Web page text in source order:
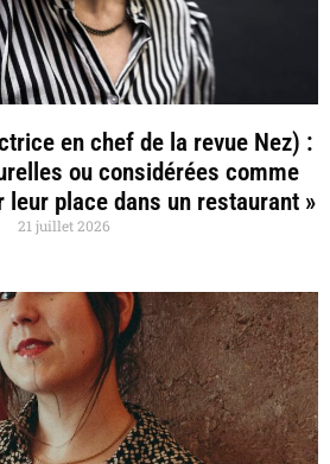
en chef de la revue Nez) :
ou considérées comme
leur place dans un restaurant »
21 juillet 2026